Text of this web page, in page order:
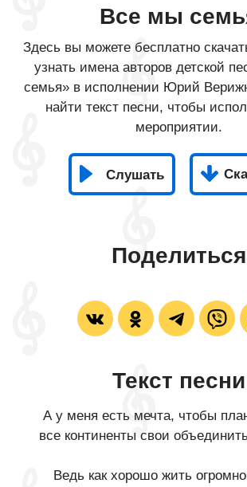
Все мы
Здесь вы можете бесплатно
узнать имена авторов детской
семья» в исполнении Юрий
найти текст песни, чтобы
мероприятии.
Слушать
Поделиться
Текст песни
А у меня есть мечта, чтобы
все континенты свои
Ведь как хорошо жить